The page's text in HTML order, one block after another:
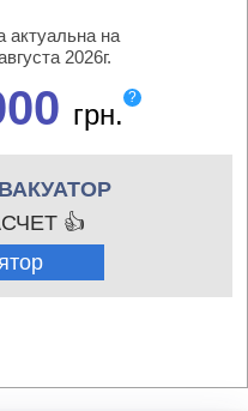
актуальна на
2026г.
грн.
?
👍